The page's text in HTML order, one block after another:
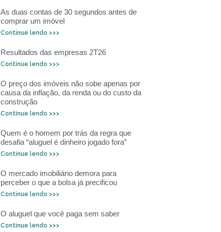
As duas contas de 30 segundos antes de
comprar um imóvel
Continue lendo >>>
Resultados das empresas 2T26
Continue lendo >>>
O preço dos imóveis não sobe apenas por
causa da inflação, da renda ou do custo da
construção
Continue lendo >>>
Quem é o homem por trás da regra que
desafia “aluguel é dinheiro jogado fora”
Continue lendo >>>
O mercado imobiliário demora para
perceber o que a bolsa já precificou
Continue lendo >>>
O aluguel que você paga sem saber
Continue lendo >>>